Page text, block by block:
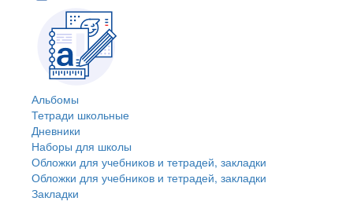
Альбомы
Тетради школьные
Дневники
Наборы для школы
Обложки для учебников и тетрадей, закладки
Обложки для учебников и тетрадей, закладки
Закладки